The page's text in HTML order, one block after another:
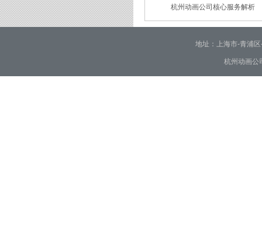
2026/01/30
杭州动画公司核心服务解析
2026/01/28
地址：上海市-青浦
杭州动画公